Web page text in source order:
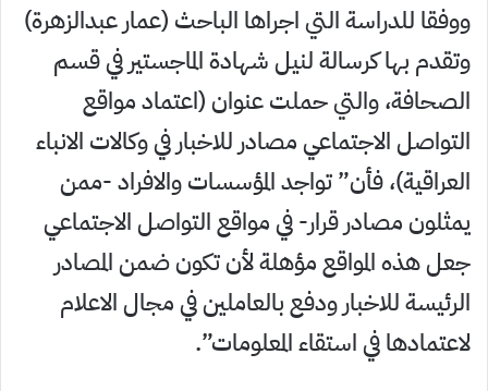
ووفقا للدراسة التي اجراها الباحث (عمار عبدالزهرة)
وتقدم بها كرسالة لنيل شهادة الماجستير في قسم
الصحافة، والتي حملت عنوان (اعتماد مواقع
التواصل الاجتماعي مصادر للاخبار في وكالات الانباء
العراقية)، فأن” تواجد المؤسسات والافراد -ممن
يمثلون مصادر قرار- في مواقع التواصل الاجتماعي
جعل هذه المواقع مؤهلة لأن تكون ضمن المصادر
الرئيسة للاخبار ودفع بالعاملين في مجال الاعلام
لاعتمادها في استقاء المعلومات”.